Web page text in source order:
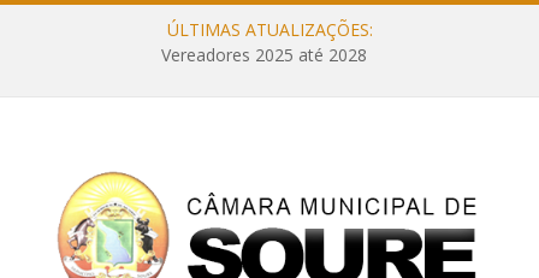
ÚLTIMAS ATUALIZAÇÕES:
Vereadores 2025 até 2028